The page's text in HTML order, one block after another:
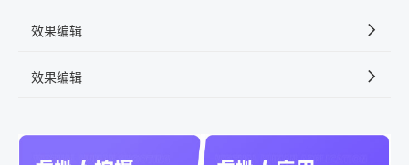
效果编辑
效果编辑